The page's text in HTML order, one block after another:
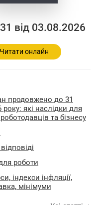
від 03.08.2026
Читати онлайн
продовжено до 31
які наслідки для
роботодавців та бізнесу
роботи
індекcи інфляції,
мінімуми